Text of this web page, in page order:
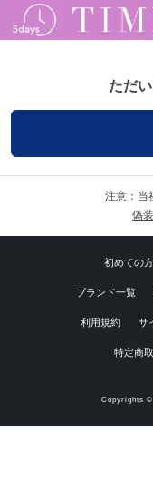
ただ
注意：当
偽
初めての
ブランド一覧
利用規約 サ
特定商
Copyrights ©